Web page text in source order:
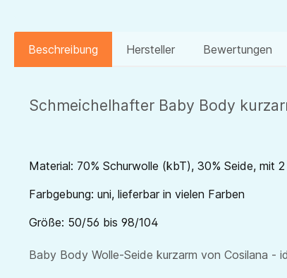
Beschreibung Hersteller Bewertungen
Schmeichelhafter Baby Body
Material: 70% Schurwolle (kbT), 30% Seide, mit
Farbgebung: uni, lieferbar in vielen Farben
Größe: 50/56 bis 98/104
Baby Body Wolle-Seide kurzarm von Cosilana -